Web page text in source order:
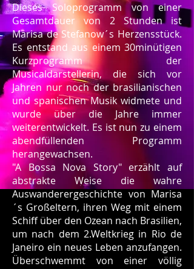
Dieses Soloprogramm von einer
Gesamtdauer von 2 Stunden ist
Marisa de Stefanow´s Herzensstück.
Es entstand aus einem 30minütigen
Kurzprogramm der
Musicaldarstellerin, die sich vor
Jahren nur noch der brasilianischen
und spanischen Musik widmete und
wurde über die Jahre immer
weiterentwickelt. Es ist nun zu einem
abendfüllenden Programm
herangewachsen.
"A Bossa Nova Story" erzählt auf
abstrakte Weise die wahre
Auswanderergeschichte von Marisa
´s Großeltern, ihren Weg mit einem
Schiff über den Ozean nach Brasilien,
um nach dem 2.Weltkrieg in Rio de
Janeiro ein neues Leben anzufangen.
Überschwemmt von einer völlig